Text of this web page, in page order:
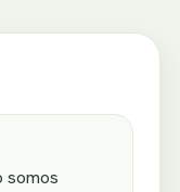
somos